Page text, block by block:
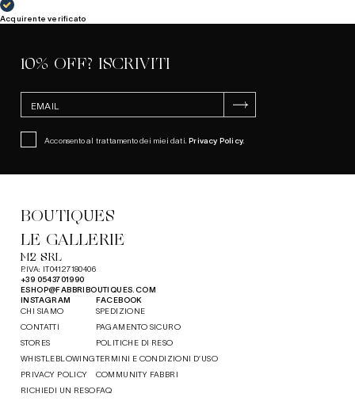
Acquirente verificato
10% OFF? ISCRIVITI
Acconsento al trattamento dei miei dati.Privacy Policy
BOUTIQUES
LE GALLERIE
M2 SRL
P.IVA: IT04127180406
+39 0543701990
ESHOP@FABBRIBOUTIQUES.COM
INSTAGRAM
FACEBOOK
CHI SIAMO
CONTATTI
STORES
WHISTLEBLOWING
PRIVACY POLICY
RICHIEDI UN RESO
SPEDIZIONE
PAGAMENTO SICURO
POLITICHE DI RESO
TERMINI E CONDIZIONI D’USO
COMMUNITY FABBRI
FAQ